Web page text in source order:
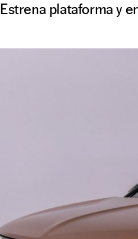
Estrena plataforma y